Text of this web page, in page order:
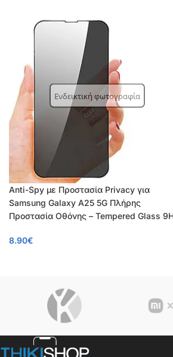
Ενδεικτική φωτογραφία
Anti-Spy με Προστασία Privacy για
Samsung Galaxy A25 5G Πλήρης
Προστασία Οθόνης – Tempered Glass
8.90€